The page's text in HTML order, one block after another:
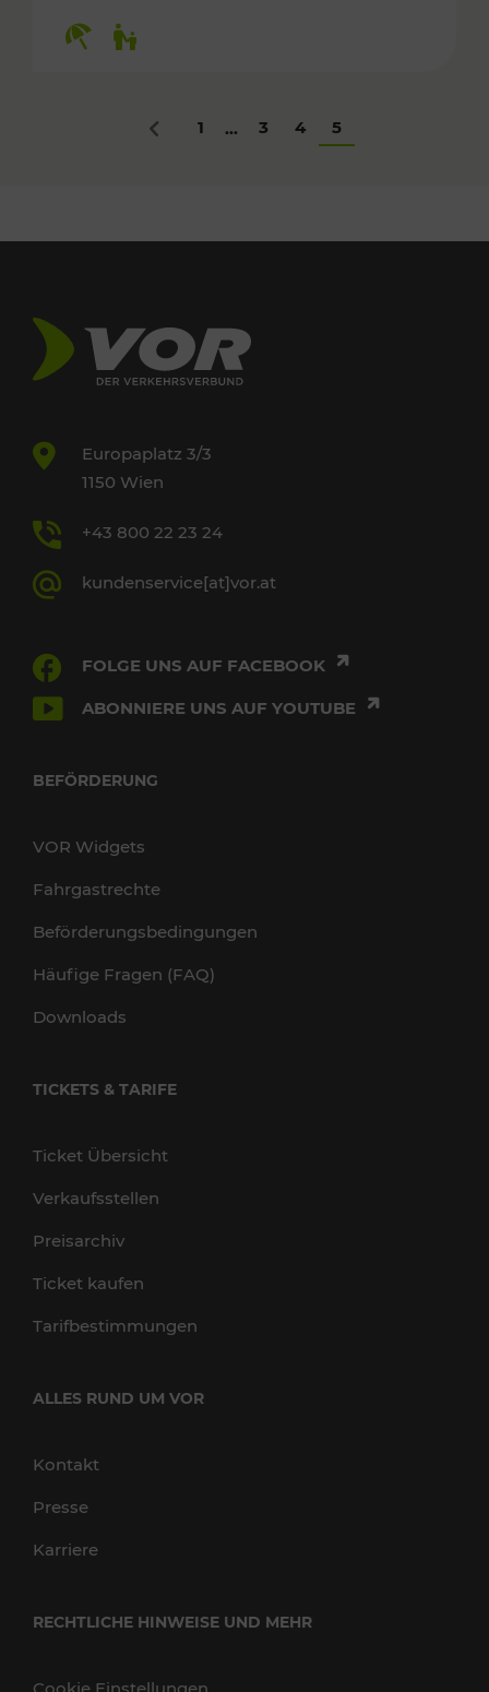
Zurück
1 ... 3 4 5
Europaplatz 3/3
1150 Wien
+43 800 22 23 24
kundenservice[at]vor.at
FOLGE UNS AUF FACEBOOK
ABONNIERE UNS AUF YOUTUBE
BEFÖRDERUNG
VOR Widgets
Fahrgastrechte
Beförderungsbedingungen
Häufige Fragen (FAQ)
Downloads
TICKETS & TARIFE
Ticket Übersicht
Verkaufsstellen
Preisarchiv
Ticket kaufen
Tarifbestimmungen
ALLES RUND UM VOR
Kontakt
Presse
Karriere
RECHTLICHE HINWEISE UND MEHR